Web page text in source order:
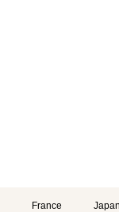
France Japan